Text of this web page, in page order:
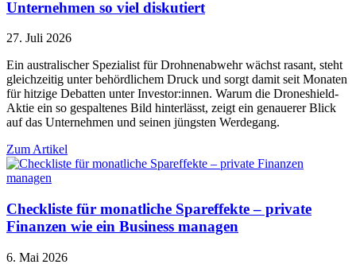
Unternehmen so viel diskutiert
27. Juli 2026
Ein australischer Spezialist für Drohnenabwehr wächst rasant, steht
gleichzeitig unter behördlichem Druck und sorgt damit seit Monaten
für hitzige Debatten unter Investor:innen. Warum die Droneshield-
Aktie ein so gespaltenes Bild hinterlässt, zeigt ein genauerer Blick
auf das Unternehmen und seinen jüngsten Werdegang.
Zum Artikel
Checkliste für monatliche Spareffekte – private
Finanzen wie ein Business managen
6. Mai 2026